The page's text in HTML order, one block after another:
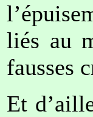
liés au
fausses
Et